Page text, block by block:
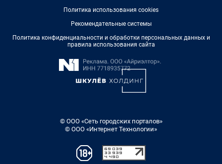
Политика использования cookies
Рекомендательные системы
Политика конфиденциальности и обработки персональных данных и
правила использования сайта
© ООО «Сеть городских порталов»
© ООО «Интернет Технологии»